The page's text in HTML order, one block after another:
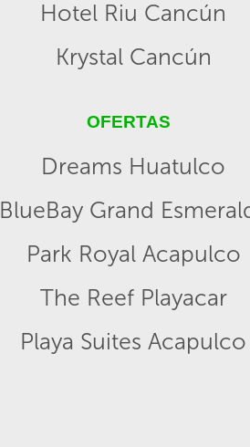
Hotel Riu Cancún
Krystal Cancún
OFERTAS
Dreams Huatulco
BlueBay Grand
Park Royal Acapulco
The Reef Playacar
Playa Suites Acapulco